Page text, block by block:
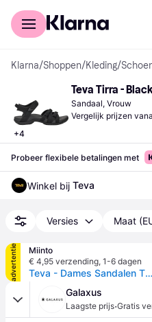
Voor shoppers
Klarna/Shoppen/Kleding/
+4
Teva Tirra -
Sandaal, Vrouw
Vergelijk prijzen
Probeer flexibele betalingen met
Winkel bij Teva
Versies Maat
advertentie
Miinto
€ 4,95 verzending, 1-6 dagen
Teva - Dames Sandalen Tirra Zwart Polyester - Dames - Schoenen - Zwart - Maat: 38 EU Poliester
Galaxus
Laagste prijs·Gratis